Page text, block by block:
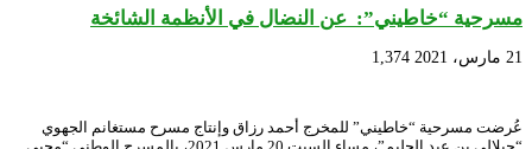
مسرحية “خاطيني”: عن النضال في الأنظمة الشائخة
21 مارس، 2021 1,374
عُرضت مسرحية “خاطيني” للمخرج أحمد رزاق وإنتاج مسرح مستغانم الجهوي